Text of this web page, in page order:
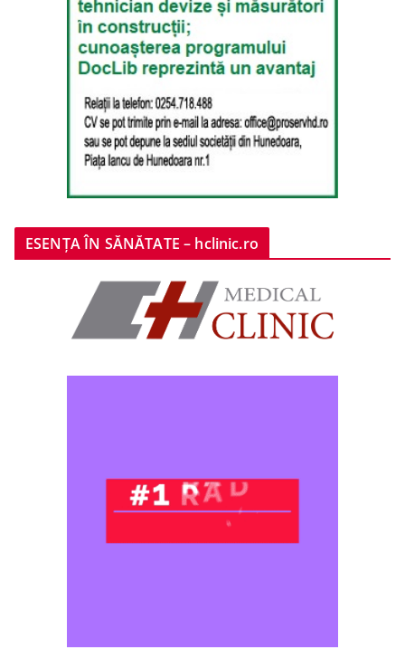
ESENȚA ÎN SĂNĂTATE – hclinic.ro